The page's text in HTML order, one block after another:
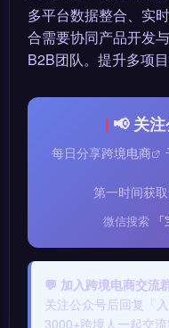
多平台数据整合、实
合需要协同产品开发
B2B团队。提升多项
📢 关注
每日分享跨境电商
第一时间获
微信搜索
💬 加入跨境电商交流
关注公众号后回复「
3000+跨境人一起交流